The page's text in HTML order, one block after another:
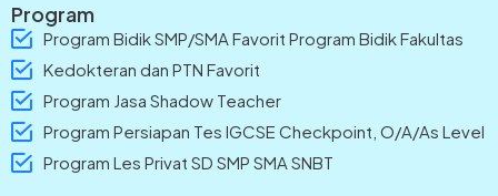
Program
Program Bidik SMP/SMA Favorit Program Bidik Fakultas
Kedokteran dan PTN Favorit
Program Jasa Shadow Teacher
Program Persiapan Tes IGCSE Checkpoint, O/A/As Level
Program Les Privat SD SMP SMA SNBT